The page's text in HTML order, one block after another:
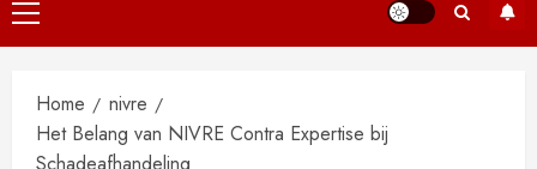
Primair
menu
Home
nivre
Het Belang van NIVRE Contra Expertise bij